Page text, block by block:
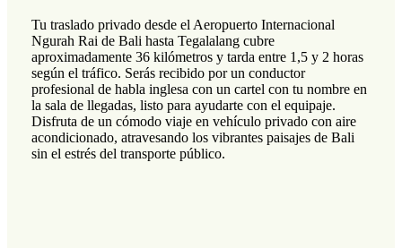
Tu traslado privado desde el Aeropuerto Internacional
Ngurah Rai de Bali hasta Tegalalang cubre
aproximadamente 36 kilómetros y tarda entre 1,5 y 2 horas
según el tráfico. Serás recibido por un conductor
profesional de habla inglesa con un cartel con tu nombre en
la sala de llegadas, listo para ayudarte con el equipaje.
Disfruta de un cómodo viaje en vehículo privado con aire
acondicionado, atravesando los vibrantes paisajes de Bali
sin el estrés del transporte público.